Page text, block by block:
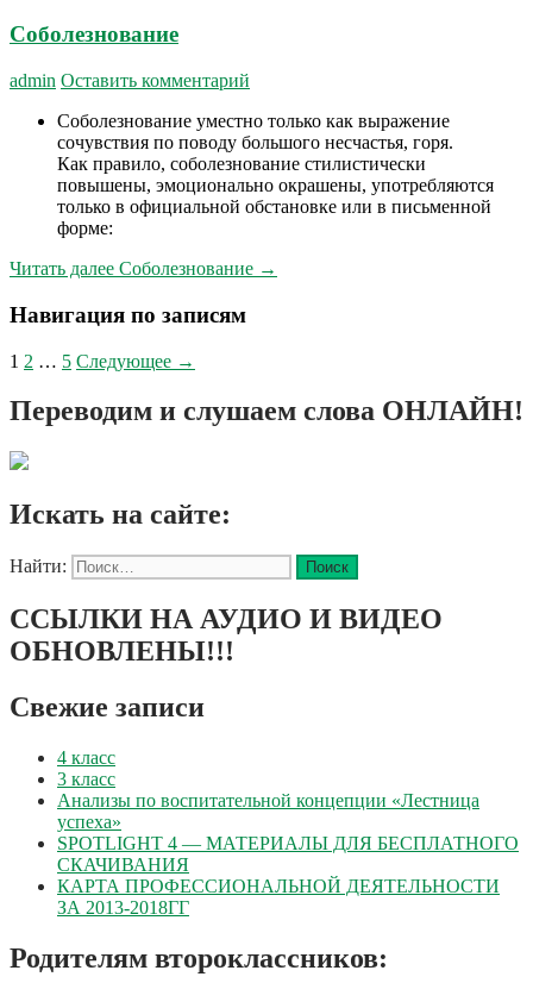
Соболезнование
admin Оставить комментарий
Соболезнование уместно только как выражение
сочувствия по поводу большого несчастья, горя.
Как правило, соболезнование стилистически
повышены, эмоционально окрашены, употребляются
только в официальной обстановке или в письменной
форме:
Читать далее Соболезнование →
Навигация по записям
1 2 … 5 Следующее →
Переводим и слушаем слова ОНЛАЙН!
Искать на сайте:
Найти:
ССЫЛКИ НА АУДИО И ВИДЕО
ОБНОВЛЕНЫ!!!
Свежие записи
4 класс
3 класс
Анализы по воспитательной концепции «Лестница
успеха»
SPOTLIGHT 4 — МАТЕРИАЛЫ ДЛЯ БЕСПЛАТНОГО
СКАЧИВАНИЯ
КАРТА ПРОФЕССИОНАЛЬНОЙ ДЕЯТЕЛЬНОСТИ
ЗА 2013-2018ГГ
Родителям второклассников: